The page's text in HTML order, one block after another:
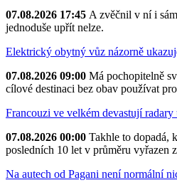
07.08.2026 17:45 A zvěčnil v ní i
jednoduše upřít nelze.
Elektrický obytný vůz názorně
07.08.2026 09:00 Má pochopitelně
cílové destinaci bez obav používat
Francouzi ve velkém devastují
07.08.2026 00:00 Takhle to dopadá,
posledních 10 let v průměru vyřazen
Na autech od Pagani není normální